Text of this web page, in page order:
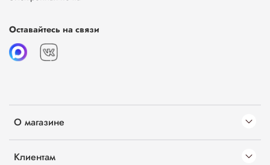
О магазине
Клиентам
Оставайтесь на связи